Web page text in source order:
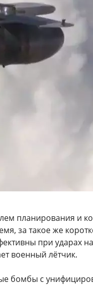
планирования и
за такое же
при ударах
военный лётчик.
бомбы с